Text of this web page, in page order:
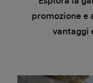
promozione
vantaggi